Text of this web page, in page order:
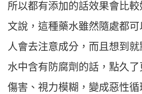
所以都有添加的話效果會比
文說，這種藥水雖然隨處都
人會去注意成分，而且想到
水中含有防腐劑的話，點久
傷害、視力模糊，變成惡性循